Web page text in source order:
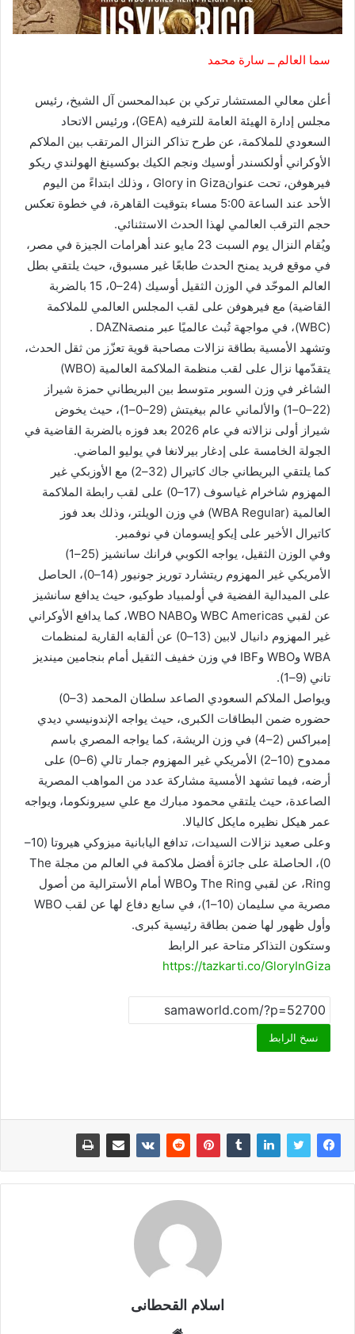
سما العالم ــ سارة محمد
أعلن معالي المستشار تركي بن عبدالمحسن آل الشيخ، رئيس
مجلس إدارة الهيئة العامة للترفيه (GEA)، ورئيس الاتحاد
السعودي للملاكمة، عن طرح تذاكر النزال المرتقب بين الملاكم
الأوكراني أولكسندر أوسيك ونجم الكيك بوكسينغ الهولندي ريكو
فيرهوفن، تحت عنوانGlory in Giza ، وذلك ابتداءً من اليوم
الأحد عند الساعة 5:00 مساء بتوقيت القاهرة، في خطوة تعكس
حجم الترقب العالمي لهذا الحدث الاستثنائي.
ويُقام النزال يوم السبت 23 مايو عند أهرامات الجيزة في مصر،
في موقع فريد يمنح الحدث طابعًا غير مسبوق، حيث يلتقي بطل
العالم الموحّد في الوزن الثقيل أوسيك (24–0، 15 بالضربة
القاضية) مع فيرهوفن على لقب المجلس العالمي للملاكمة
(WBC)، في مواجهة تُبث عالميًا عبر منصةDAZN .
وتشهد الأمسية بطاقة نزالات مصاحبة قوية تعزّز من ثقل الحدث،
يتقدّمها نزال على لقب منظمة الملاكمة العالمية (WBO)
الشاغر في وزن السوبر متوسط بين البريطاني حمزة شيراز
(22–0–1) والألماني عالم بيغيتش (29–0–1)، حيث يخوض
شيراز أولى نزالاته في عام 2026 بعد فوزه بالضربة القاضية في
الجولة الخامسة على إدغار بيرلانغا في يوليو الماضي.
كما يلتقي البريطاني جاك كاتيرال (32–2) مع الأوزبكي غير
المهزوم شاخرام غياسوف (17–0) على لقب رابطة الملاكمة
العالمية (WBA Regular) في وزن الويلتر، وذلك بعد فوز
كاتيرال الأخير على إيكو إيسومان في نوفمبر.
وفي الوزن الثقيل، يواجه الكوبي فرانك سانشيز (25–1)
الأمريكي غير المهزوم ريتشارد توريز جونيور (14–0)، الحاصل
على الميدالية الفضية في أولمبياد طوكيو، حيث يدافع سانشيز
عن لقبي WBC Americas وWBO NABO، كما يدافع الأوكراني
غير المهزوم دانيال لابين (13–0) عن ألقابه القارية لمنظمات
WBA وWBO وIBF في وزن خفيف الثقيل أمام بنجامين مينديز
تاني (9–1).
ويواصل الملاكم السعودي الصاعد سلطان المحمد (3–0)
حضوره ضمن البطاقات الكبرى، حيث يواجه الإندونيسي ديدي
إمبراكس (2–4) في وزن الريشة، كما يواجه المصري باسم
ممدوح (10–2) الأمريكي غير المهزوم جمار تالي (6–0) على
أرضه، فيما تشهد الأمسية مشاركة عدد من المواهب المصرية
الصاعدة، حيث يلتقي محمود مبارك مع علي سيرونكوما، ويواجه
عمر هيكل نظيره مايكل كاليالا.
وعلى صعيد نزالات السيدات، تدافع اليابانية ميزوكي هيروتا (10–
0)، الحاصلة على جائزة أفضل ملاكمة في العالم من مجلة The
Ring، عن لقبي The Ring وWBO أمام الأسترالية من أصول
مصرية مي سليمان (10–1)، في سابع دفاع لها عن لقب WBO
وأول ظهور لها ضمن بطاقة رئيسية كبرى.
وستكون التذاكر متاحة عبر الرابط
https://tazkarti.co/GloryInGiza
نسخ الرابط
اسلام القحطانى